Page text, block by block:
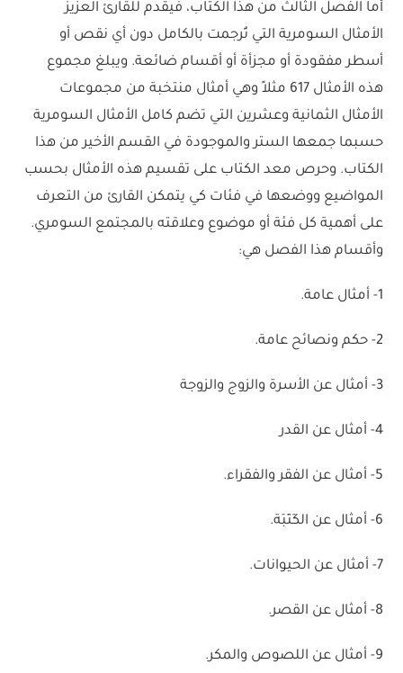
أما الفصل الثالث من هذا الكتاب، فيقدم للقارئ العزيز
الأمثال السومرية التي تُرجمت بالكامل دون أي نقص أو
أسطر مفقودة أو مجزأة أو أقسام ضائعة. ويبلغ مجموع
هذه الأمثال 617 مثلاً وهي أمثال منتخبة من مجموعات
الأمثال الثمانية وعشرين التي تضم كامل الأمثال السومرية
حسبما جمعها الستر والموجودة في القسم الأخير من هذا
الكتاب. وحرص معد الكتاب على تقسيم هذه الأمثال بحسب
المواضيع ووضعها في فئات كي يتمكن القارئ من التعرف
على أهمية كل فئة أو موضوع وعلاقته بالمجتمع السومري.
وأقسام هذا الفصل هي:
1- أمثال عامة.
2- حكم ونصائح عامة.
3- أمثال عن الأسرة والزوج والزوجة
4- أمثال عن القدر
5- أمثال عن الفقر والفقراء.
6- أمثال عن الكَتَبَة.
7- أمثال عن الحيوانات.
8- أمثال عن القصر.
9- أمثال عن اللصوص والمكر.